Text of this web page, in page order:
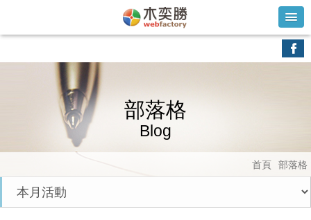
部落格
Blog
首頁 部落格